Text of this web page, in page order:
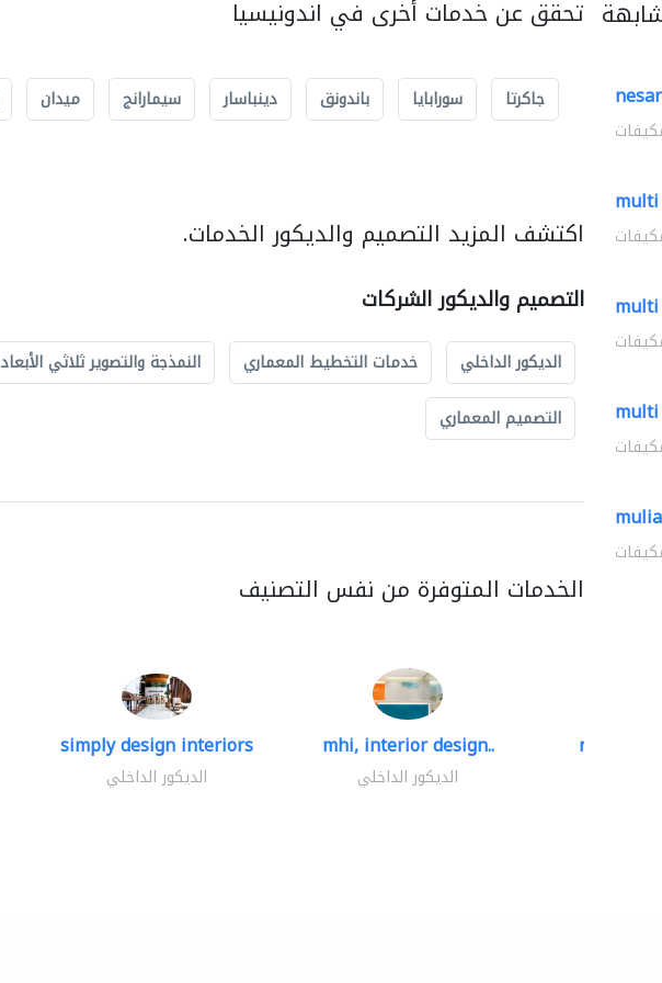
تحقق عن خدمات أخرى في اندونيسيا
جاكرتا سورابايا باندونق دينباسار سيمارانج ميدان
اكتشف المزيد التصميم والديكور الخدمات.
التصميم والديكور الشركات
الديكور الداخلي خدمات التخطيط المعماري النمذجة والتصوير ثلاثي الأبعاد
التصميم المعماري
الخدمات المتوفرة من نفس التصنيف
simply design interiors
الديكور الداخلي
mhi, interior design..
الديكور الداخلي
neo